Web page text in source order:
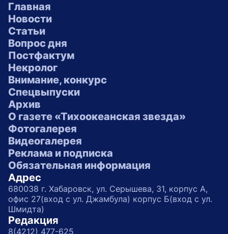
Главная
Новости
Статьи
Вопрос дня
Постфактум
Некролог
Внимание, конкурс
Спецвыпуски
Архив
О газете «Тихоокеанская звезда»
Фотогалерея
Видеогалерея
Реклама и подписка
Обязательная информация
Адрес
680038 г. Хабаровск, ул. Серышева, 31, корпус А,
офис 27(вход с ул. Джамбула) корпус Б(вход с ул.
Шмидта)
Редакция
8(4212) 477-625